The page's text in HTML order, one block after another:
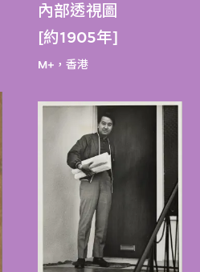
內部透視圖
[約1905年]
M+，香港